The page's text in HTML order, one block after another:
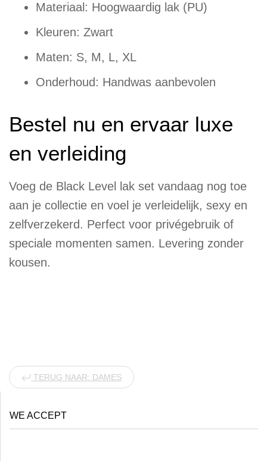
Materiaal: Hoogwaardig lak (PU)
Kleuren: Zwart
Maten: S, M, L, XL
Onderhoud: Handwas aanbevolen
Bestel nu en ervaar luxe
en verleiding
Voeg de Black Level lak set vandaag nog toe
aan je collectie en voel je verleidelijk, sexy en
zelfverzekerd. Perfect voor privégebruik of
speciale momenten samen. Levering zonder
kousen.
TERUG NAAR: DAMES
WE ACCEPT